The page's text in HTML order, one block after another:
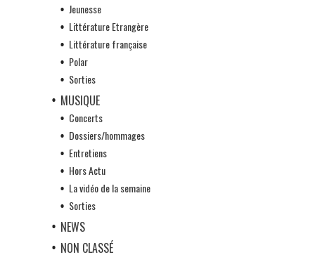
Jeunesse
Littérature Etrangère
Littérature française
Polar
Sorties
MUSIQUE
Concerts
Dossiers/hommages
Entretiens
Hors Actu
La vidéo de la semaine
Sorties
NEWS
NON CLASSÉ